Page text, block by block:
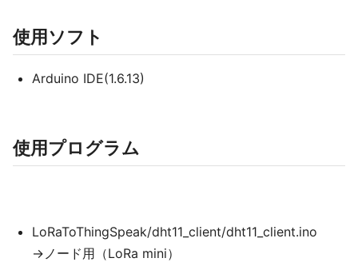
使用ソフト
Arduino IDE(1.6.13)
使用プログラム
LoRaToThingSpeak/dht11_client/dht11_client.ino
→ノード用（LoRa mini）